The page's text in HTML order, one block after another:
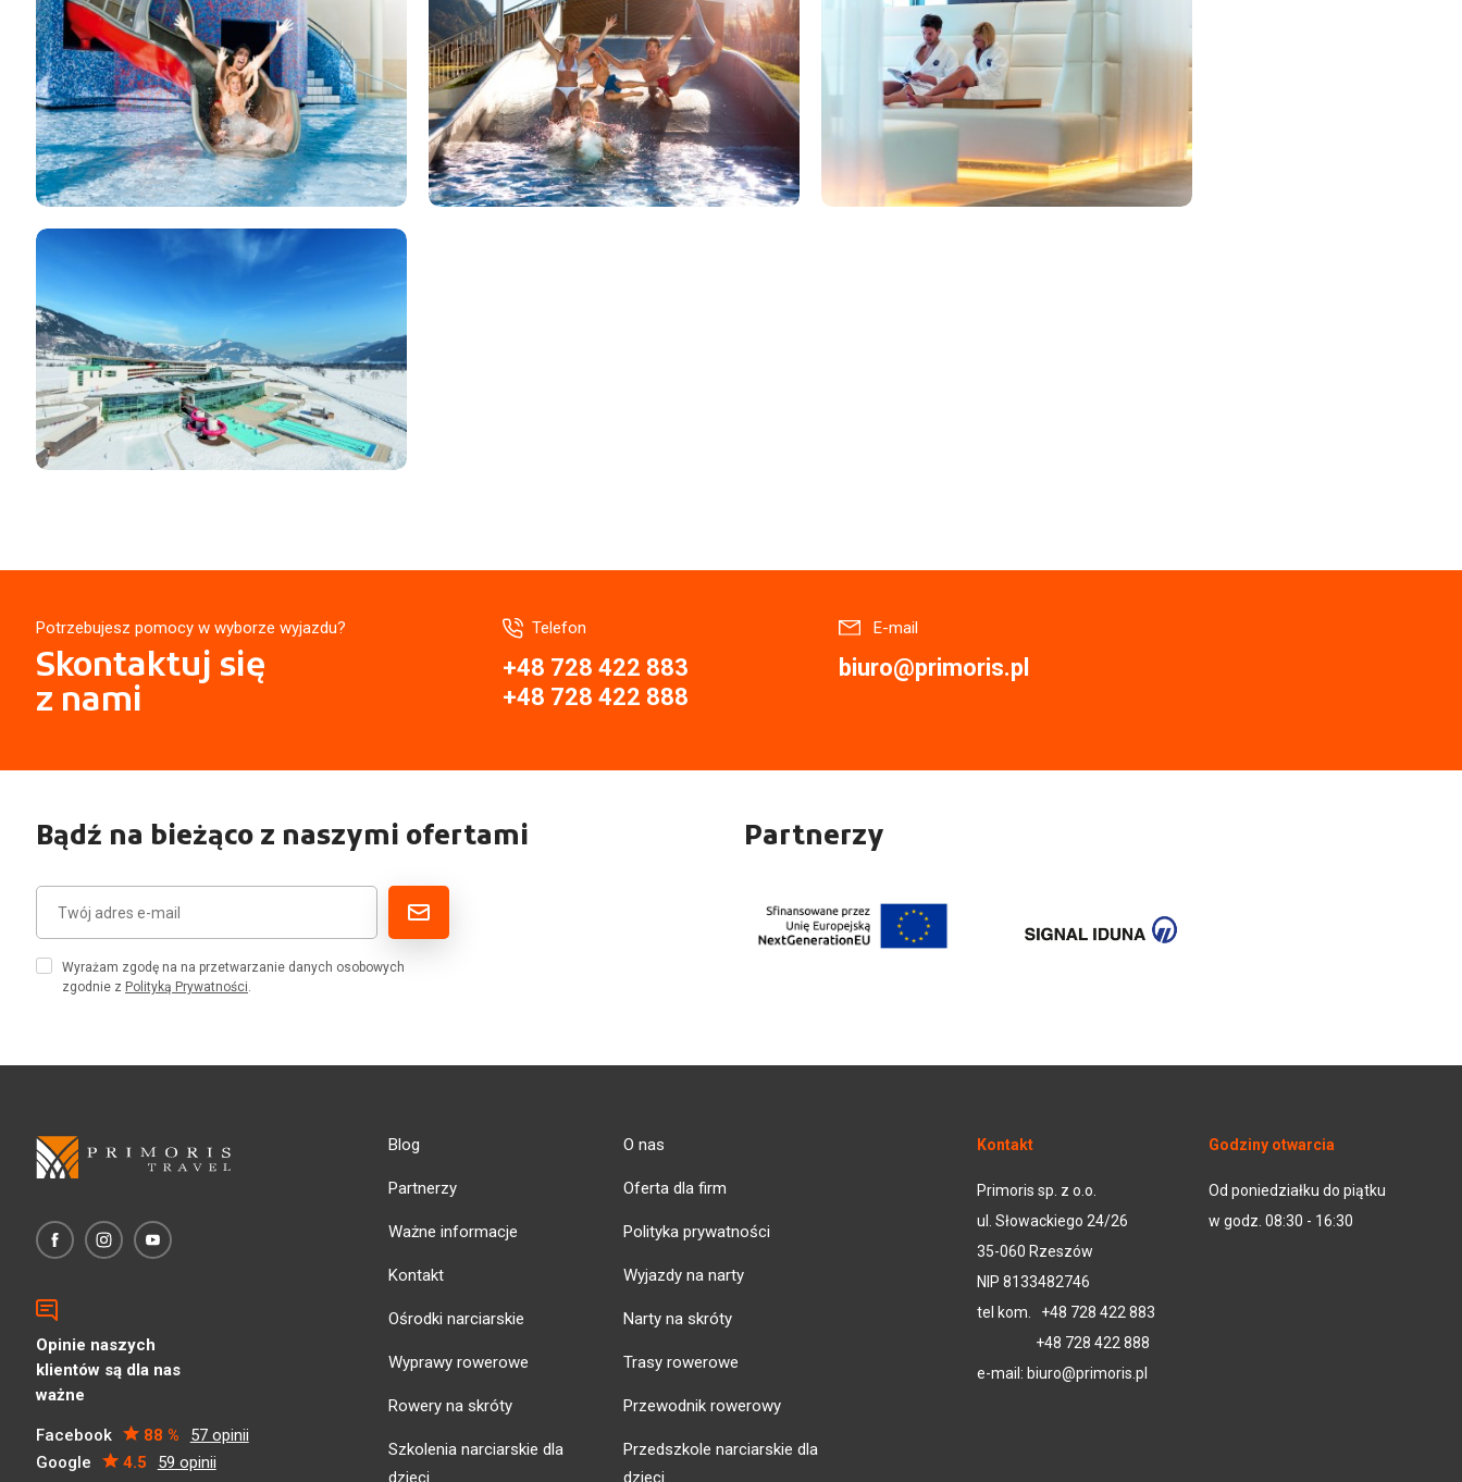
Potrzebujesz pomocy w wyborze wyjazdu?
Skontaktuj się
z nami
Telefon
+48 728 422 883
+48 728 422 888
E-mail
biuro@primoris.pl
Bądź na bieżąco z naszymi ofertami
Wyrażam zgodę na na przetwarzanie danych osobowych
zgodnie z Polityką Prywatności.
Partnerzy
Blog O nas
Partnerzy Oferta dla firm
Ważne informacje Polityka prywatności
Kontakt Wyjazdy na narty
Ośrodki narciarskie Narty na skróty
Wyprawy rowerowe Trasy rowerowe
Rowery na skróty Przewodnik rowerowy
Szkolenia narciarskie dla
dzieci
Przedszkole narciarskie dla
dzieci
Kontakt
Primoris sp. z o.o.
ul. Słowackiego 24/26
35-060 Rzeszów
NIP 8133482746
tel kom. +48 728 422 883
+48 728 422 888
e-mail: biuro@primoris.pl
Godziny otwarcia
Od poniedziałku do piątku
w godz. 08:30 - 16:30
Opinie naszych
klientów są dla nas
ważne
Facebook 88 %
57 opinii
Google
4.5 59 opinii